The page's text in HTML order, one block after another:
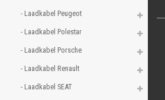
- Laadkabel Peugeot
- Laadkabel Polestar
- Laadkabel Porsche
- Laadkabel Renault
- Laadkabel SEAT